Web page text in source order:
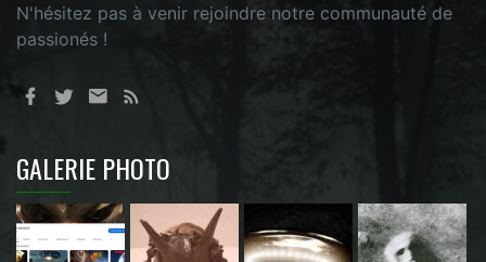
N'hésitez pas à venir rejoindre notre communauté de
passionés !
GALERIE PHOTO